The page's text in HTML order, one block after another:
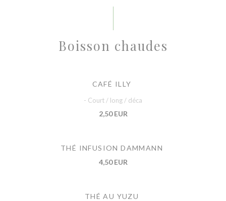
Boisson chaudes
CAFÉ ILLY
- Court / long / déca
2,50 EUR
THÉ INFUSION DAMMANN
4,50 EUR
THÉ AU YUZU